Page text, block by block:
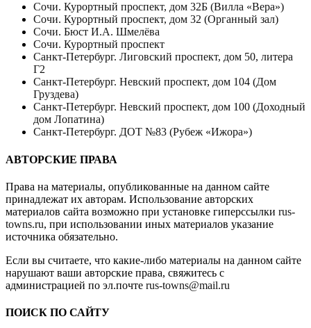
Сочи. Курортный проспект, дом 32Б (Вилла «Вера»)
Сочи. Курортный проспект, дом 32 (Органный зал)
Сочи. Бюст И.А. Шмелёва
Сочи. Курортный проспект
Санкт-Петербург. Лиговский проспект, дом 50, литера
Г2
Санкт-Петербург. Невский проспект, дом 104 (Дом
Груздева)
Санкт-Петербург. Невский проспект, дом 100 (Доходный
дом Лопатина)
Санкт-Петербург. ДОТ №83 (Рубеж «Ижора»)
АВТОРСКИЕ ПРАВА
Права на материалы, опубликованные на данном сайте
принадлежат их авторам. Использование авторских
материалов сайта возможно при установке гиперссылки rus-
towns.ru, при использовании иных материалов указание
источника обязательно.
Если вы считаете, что какие-либо материалы на данном сайте
нарушают ваши авторские права, свяжитесь с
администрацией по эл.почте rus-towns@mail.ru
ПОИСК ПО САЙТУ